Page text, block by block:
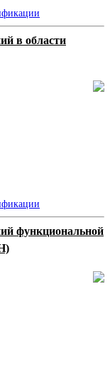
в области
функциональной